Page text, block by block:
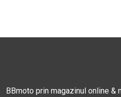
BBmoto prin magazinul online &